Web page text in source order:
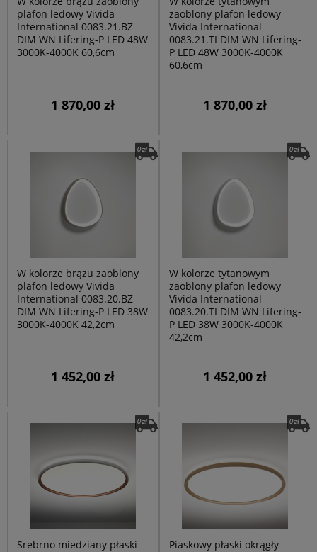
plafon ledowy Vivida
International 0083.21.BZ
DIM WN Lifering-P LED 48W
3000K-4000K 60,6cm
1 870,00 zł
zaoblony plafon ledowy
Vivida International
0083.21.TI DIM WN Lifering-
P LED 48W 3000K-4000K
60,6cm
1 870,00 zł
W kolorze brązu zaoblony
plafon ledowy Vivida
International 0083.20.BZ
DIM WN Lifering-P LED 38W
3000K-4000K 42,2cm
1 452,00 zł
W kolorze tytanowym
zaoblony plafon ledowy
Vivida International
0083.20.TI DIM WN Lifering-
P LED 38W 3000K-4000K
42,2cm
1 452,00 zł
Srebrno miedziany płaski
Piaskowy płaski okrągły